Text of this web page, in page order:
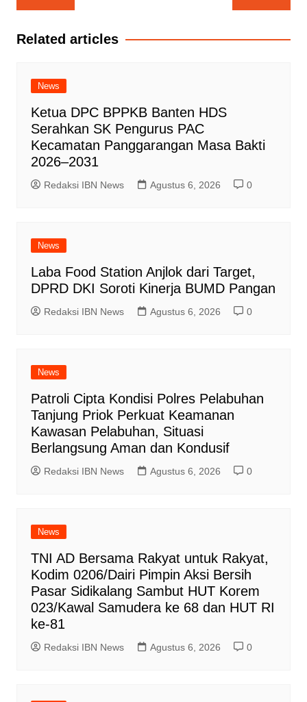
pos
Related articles
News
Ketua DPC BPPKB Banten HDS
Serahkan SK Pengurus PAC
Kecamatan Panggarangan Masa Bakti
2026–2031
Redaksi IBN News Agustus 6, 2026 0
News
Laba Food Station Anjlok dari Target,
DPRD DKI Soroti Kinerja BUMD Pangan
Redaksi IBN News Agustus 6, 2026 0
News
Patroli Cipta Kondisi Polres Pelabuhan
Tanjung Priok Perkuat Keamanan
Kawasan Pelabuhan, Situasi
Berlangsung Aman dan Kondusif
Redaksi IBN News Agustus 6, 2026 0
News
TNI AD Bersama Rakyat untuk Rakyat,
Kodim 0206/Dairi Pimpin Aksi Bersih
Pasar Sidikalang Sambut HUT Korem
023/Kawal Samudera ke 68 dan HUT RI
ke-81
Redaksi IBN News Agustus 6, 2026 0